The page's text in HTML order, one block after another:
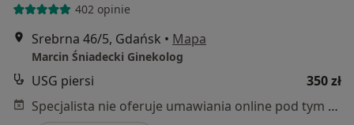
402 opinie
Srebrna 46/5, Gdańsk • Mapa
Marcin Śniadecki Ginekolog
USG piersi
350 zł
Specjalista nie oferuje umawiania online pod tym adresem.